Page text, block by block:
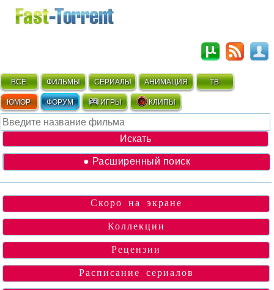
ВСЁ ФИЛЬМЫ СЕРИАЛЫ АНИМАЦИЯ ТВ
ЮМОР ФОРУМ ИГРЫ КЛИПЫ
● Расширенный поиск
Скоро на экране
Коллекции
Рецензии
Расписание сериалов